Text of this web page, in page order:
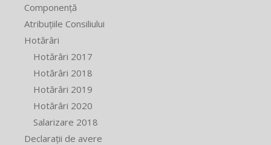
Componență
Atribuțiile Consiliului
Hotărâri
Hotărâri 2017
Hotărâri 2018
Hotărâri 2019
Hotărâri 2020
Salarizare 2018
Declarații de avere